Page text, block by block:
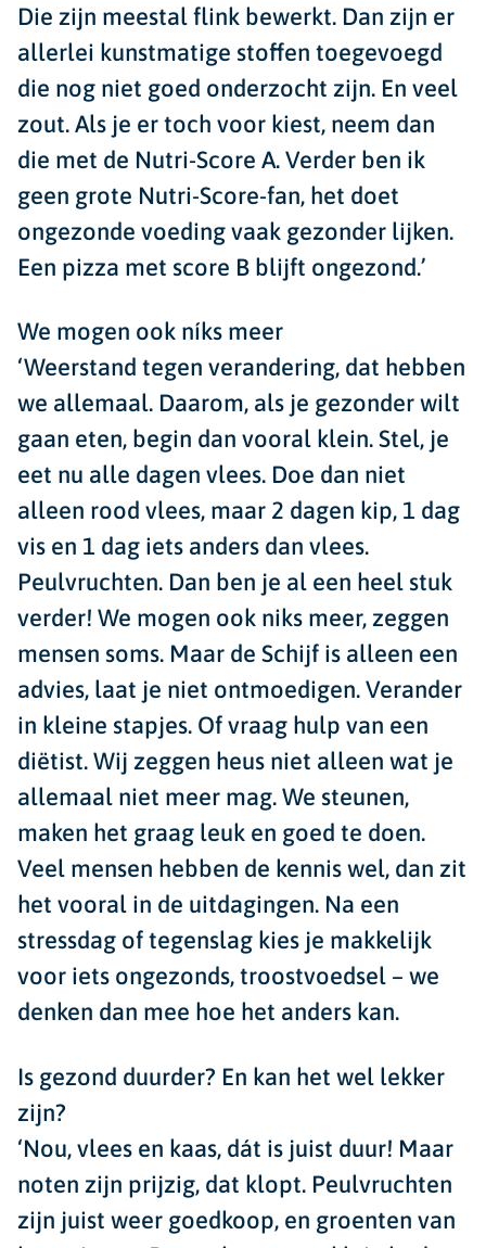
Die zijn meestal flink bewerkt. Dan zijn er
allerlei kunstmatige stoffen toegevoegd
die nog niet goed onderzocht zijn. En veel
zout. Als je er toch voor kiest, neem dan
die met de Nutri-Score A. Verder ben ik
geen grote Nutri-Score-fan, het doet
ongezonde voeding vaak gezonder lijken.
Een pizza met score B blijft ongezond.’
We mogen ook níks meer
‘Weerstand tegen verandering, dat hebben
we allemaal. Daarom, als je gezonder wilt
gaan eten, begin dan vooral klein. Stel, je
eet nu alle dagen vlees. Doe dan niet
alleen rood vlees, maar 2 dagen kip, 1 dag
vis en 1 dag iets anders dan vlees.
Peulvruchten. Dan ben je al een heel stuk
verder! We mogen ook niks meer, zeggen
mensen soms. Maar de Schijf is alleen een
advies, laat je niet ontmoedigen. Verander
in kleine stapjes. Of vraag hulp van een
diëtist. Wij zeggen heus niet alleen wat je
allemaal niet meer mag. We steunen,
maken het graag leuk en goed te doen.
Veel mensen hebben de kennis wel, dan zit
het vooral in de uitdagingen. Na een
stressdag of tegenslag kies je makkelijk
voor iets ongezonds, troostvoedsel – we
denken dan mee hoe het anders kan.
Is gezond duurder? En kan het wel lekker
zijn?
‘Nou, vlees en kaas, dát is juist duur! Maar
noten zijn prijzig, dat klopt. Peulvruchten
zijn juist weer goedkoop, en groenten van